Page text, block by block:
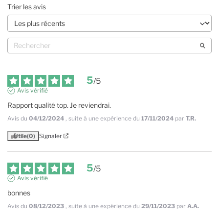
Trier les avis
5/5
Avis vérifié
Rapport qualité top. Je reviendrai.
Avis du 04/12/2024 , suite à une expérience du 17/11/2024 par T.R.
Utile(0) Signaler
5/5
Avis vérifié
bonnes
Avis du 08/12/2023 , suite à une expérience du 29/11/2023 par A.A.